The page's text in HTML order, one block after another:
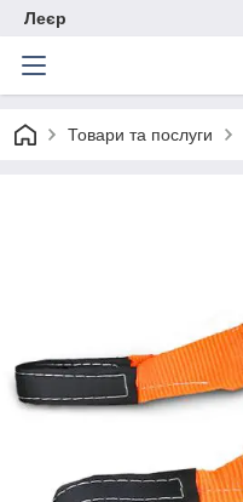
Леєр
Товари та послуги